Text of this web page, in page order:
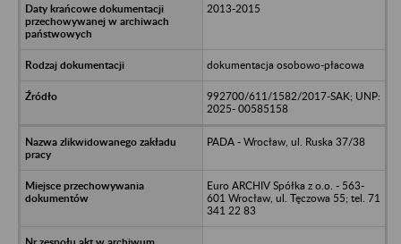
2013-2015
dokumentacja osobowo-płacowa
992700/611/1582/2017-SAK; UNP:
2025- 00585158
PADA - Wrocław, ul. Ruska 37/38
Euro ARCHIV Spółka z o.o. - 563-
601 Wrocław, ul. Tęczowa 55; tel. 71
341 22 83